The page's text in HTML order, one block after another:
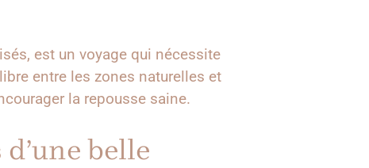
est un voyage qui nécessite
entre les zones naturelles et
la repousse saine.
belle